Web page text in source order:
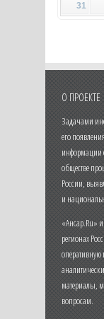
31
О ПРОЕКТЕ
Задачами
его
информации
обществе
России,
и
«Ансар.Ru»
регионах
материалы,
вопросам.